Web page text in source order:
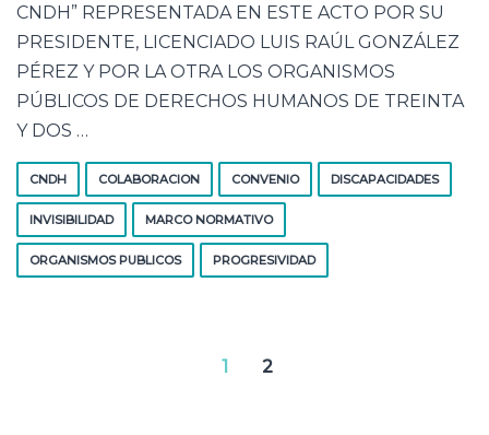
CNDH” REPRESENTADA EN ESTE ACTO POR SU
PRESIDENTE, LICENCIADO LUIS RAÚL GONZÁLEZ
PÉREZ Y POR LA OTRA LOS ORGANISMOS
PÚBLICOS DE DERECHOS HUMANOS DE TREINTA
Y DOS …
CNDH COLABORACION CONVENIO DISCAPACIDADES
INVISIBILIDAD MARCO NORMATIVO
ORGANISMOS PUBLICOS PROGRESIVIDAD
1 2